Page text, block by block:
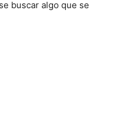
buscar algo que se